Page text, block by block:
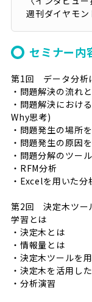
週刊ダイヤモ
セミナー内
第1回 データ分析
・問題解決の流れ
・問題解決におけ
Why思考)
・問題発生の場所
・問題発生の原因
・問題分解のツー
・RFM分析
・Excelを用いた分
第2回 決定木ツー
学習とは
・決定木とは
・情報量とは
・決定木ツールを
・決定木を活用し
・分析演習